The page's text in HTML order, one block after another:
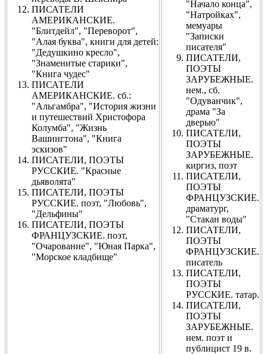
ПИСАТЕЛИ
АМЕРИКАНСКИЕ.
"Блитдейл", "Переворот",
"Алая буква", книги для детей:
"Дедушкино кресло",
"Знаменитые старики",
"Книга чудес"
ПИСАТЕЛИ
АМЕРИКАНСКИЕ. сб.:
"Альгамбра", "История жизни
и путешествий Христофора
Колумба", "Жизнь
Вашингтона", "Книга
эскизов"
ПИСАТЕЛИ, ПОЭТЫ
РУССКИЕ. "Красные
дьяволята"
ПИСАТЕЛИ, ПОЭТЫ
РУССКИЕ. поэт, "Любовь",
"Дельфины"
ПИСАТЕЛИ, ПОЭТЫ
ФРАНЦУЗСКИЕ. поэт,
"Очарование", "Юная Парка",
"Морское кладбище"
"Начало конца",
"Натройках",
мемуары
"Записки
писателя"
ПИСАТЕЛИ,
ПОЭТЫ
ЗАРУБЕЖНЫЕ.
нем., сб.
"Одуванчик",
драма "За
дверью"
ПИСАТЕЛИ,
ПОЭТЫ
ЗАРУБЕЖНЫЕ.
киргиз, поэт
ПИСАТЕЛИ,
ПОЭТЫ
ФРАНЦУЗСКИЕ.
драматург,
"Стакан воды"
ПИСАТЕЛИ,
ПОЭТЫ
ФРАНЦУЗСКИЕ.
писатель
ПИСАТЕЛИ,
ПОЭТЫ
РУССКИЕ. татар.
ПИСАТЕЛИ,
ПОЭТЫ
ЗАРУБЕЖНЫЕ.
нем. поэт и
публицист 19 в.